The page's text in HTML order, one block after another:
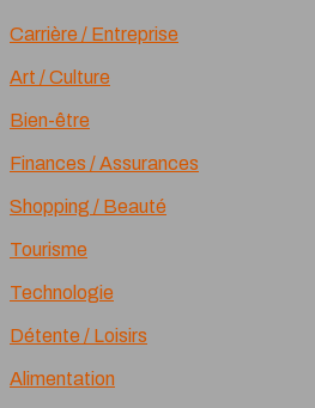
Carrière / Entreprise
Art / Culture
Bien-être
Finances / Assurances
Shopping / Beauté
Tourisme
Technologie
Détente / Loisirs
Alimentation